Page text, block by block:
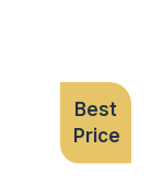
Best
Price